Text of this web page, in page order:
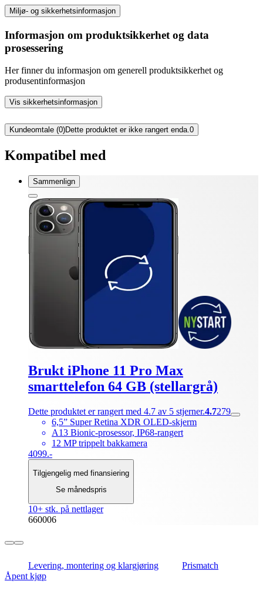
Miljø- og sikkerhetsinformasjon
Informasjon om produktsikkerhet og data
prosessering
Her finner du informasjon om generell produktsikkerhet og
produsentinformasjon
Vis sikkerhetsinformasjon
Kundeomtale (0)Dette produktet er ikke rangert enda.0
Kompatibel med
Sammenlign
Brukt iPhone 11 Pro Max
smarttelefon 64 GB (stellargrå)
Dette produktet er rangert med 4.7 av 5 stjerner.4.7279
6,5” Super Retina XDR OLED-skjerm
A13 Bionic-prosessor, IP68-rangert
12 MP trippelt bakkamera
4099.-
Tilgjengelig med finansiering
Se månedspris
10+ stk. på nettlager
660006
Levering, montering og klargjøring
Prismatch
Åpent kjøp